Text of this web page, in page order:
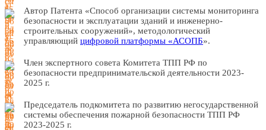
Автор Патента «Способ организации системы мониторинга
безопасности и эксплуатации зданий и инженерно-
строительных сооружений», методологический
управляющий цифровой платформы «АСОПБ».
Член экспертного совета Комитета ТПП РФ по
безопасности предпринимательской деятельности 2023-
2025 г.
Председатель подкомитета по развитию негосударственной
системы обеспечения пожарной безопасности ТПП РФ
2023-2025 г.